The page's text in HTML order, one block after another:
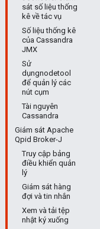
sát số liệu thống
kê về tác vụ
Số liệu thống kê
của Cassandra
JMX
Sử
dụngnodetool
để quản lý các
nút cụm
Tài nguyên
Cassandra
Giám sát Apache
Qpid Broker-J
Truy cập bảng
điều khiển quản
lý
Giám sát hàng
đợi và tin nhắn
Xem và tải tệp
nhật ký xuống